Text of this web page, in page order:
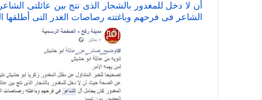
أن لا دخل للمغدور بالشجار الذى نتج بين عائلتى
الشاعر فى فرحهم وباغتته رصاصات الغدر التى أطلقها